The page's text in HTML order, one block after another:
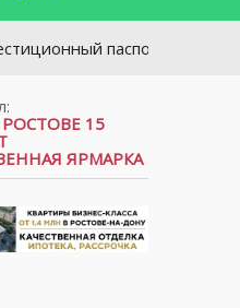
паспорт города
РОСТОВЕ 15
ЯРМАРКА